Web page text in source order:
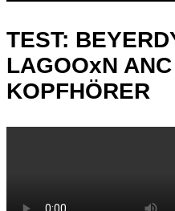
TEST:
LAGOOxN
KOPFHÖRER